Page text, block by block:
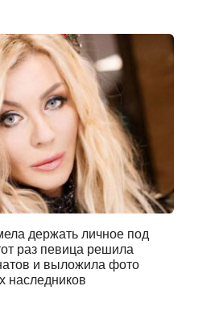
держать личное под
раз певица решила
и выложила фото
наследников